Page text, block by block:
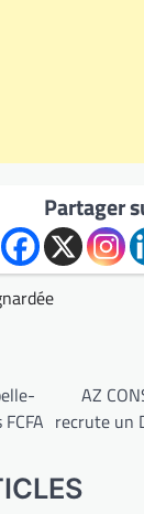
Partager
AZ
recrute un